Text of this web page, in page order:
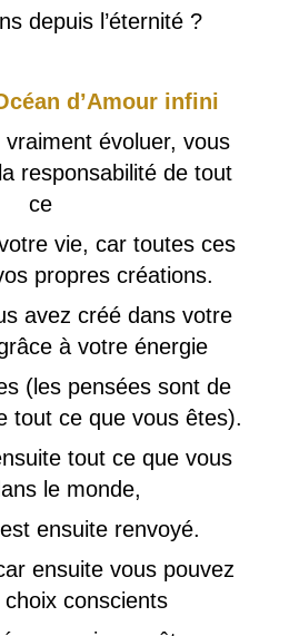
depuis l’éternité ?
d’Amour infini
évoluer, vous
responsabilité de tout
ce
vie, car toutes ces
propres créations.
avez créé dans votre
à votre énergie
(les pensées sont de
tout ce que vous êtes).
tout ce que vous
le monde,
ensuite renvoyé.
ensuite vous pouvez
conscients